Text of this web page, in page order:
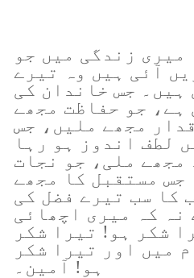
میری زندگی میں جو
آئی ہیں وہ تیرے
ہیں۔ جس خاندان کی
ہے، جو حفاظت مجھے
مجھے ملیں، جس
لطف اندوز ہو رہا
مجھے ملی، جو نجات
جس مستقبل کا مجھے
کا سب تیرے فضل کی
نہ کہ میری اچھائی
شکر ہو! تیرا شکر
میں اور تیرا شکر
ہو! آمین۔